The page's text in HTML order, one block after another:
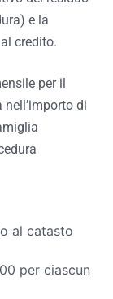
e la
credito.
per il
di
al catasto
per ciascun